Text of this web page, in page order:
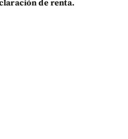
de renta.